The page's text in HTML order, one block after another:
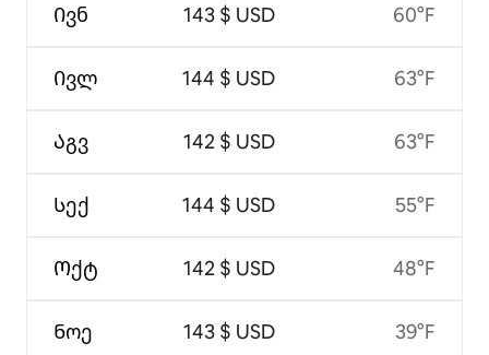
Ივნ
Ივლ
Აგვ
Სექ
Ოქტ
Ნოე
143 $ USD
144 $ USD
142 $ USD
144 $ USD
142 $ USD
143 $ USD
60°F
63°F
63°F
55°F
48°F
39°F